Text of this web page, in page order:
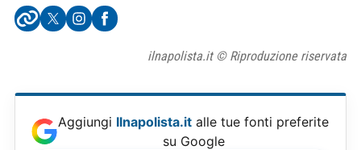
ilnapolista.it © Riproduzione riservata
Aggiungi Ilnapolista.it alle tue fonti preferite
su Google